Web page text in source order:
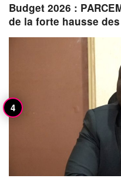
Budget 2026 :
de la forte hausse